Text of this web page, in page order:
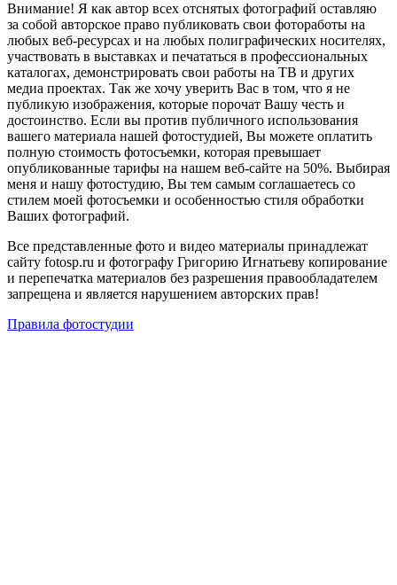
Внимание! Я как автор всех отснятых фотографий оставляю
за собой авторское право публиковать свои фотоработы на
любых веб-ресурсах и на любых полиграфических носителях,
участвовать в выставках и печататься в профессиональных
каталогах, демонстрировать свои работы на ТВ и других
медиа проектах. Так же хочу уверить Вас в том, что я не
публикую изображения, которые порочат Вашу честь и
достоинство. Если вы против публичного использования
вашего материала нашей фотостудией, Вы можете оплатить
полную стоимость фотосъемки, которая превышает
опубликованные тарифы на нашем веб-сайте на 50%. Выбирая
меня и нашу фотостудию, Вы тем самым соглашаетесь со
стилем моей фотосъемки и особенностью стиля обработки
Ваших фотографий.
Все представленные фото и видео материалы принадлежат
сайту fotosp.ru и фотографу Григорию Игнатьеву копирование
и перепечатка материалов без разрешения правообладателем
запрещена и является нарушением авторских прав!
Правила фотостудии